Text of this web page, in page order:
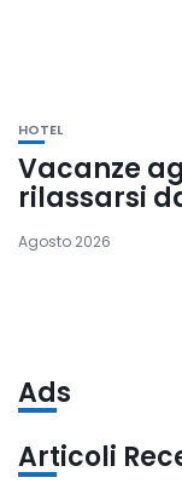
HOTEL
Vacanze
rilassarsi
Agosto 2026
Ads
Articoli